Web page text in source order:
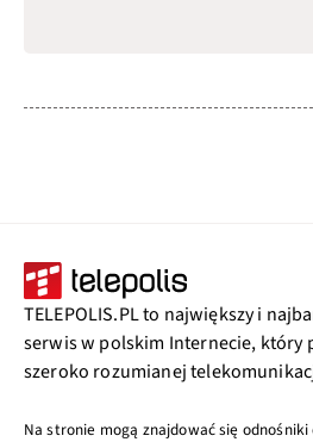
TELEPOLIS.PL to największy i
serwis w polskim Internecie, który
szeroko rozumianej
Na stronie mogą znajdować się